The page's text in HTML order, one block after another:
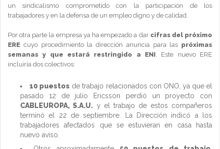
un sindicalismo comprometido con la participación de los
trabajadores y en la defensa de un empleo digno y de calidad.
Por otra parte la empresa ya ha empezado a dar cifras del próximo
ERE cuyo procedimiento la dirección anuncia para las próximas
semanas y que estará restringido a ENI. Este nuevo ERE
incluiría dos colectivos:
10 puestos de trabajo relacionados con ONO, ya que el
pasado 12 de julio Ericsson perdió un proyecto con
CABLEUROPA, S.A.U. y el trabajo de estos compañeros
terminó el 22 de septiembre. La Dirección indicó a los
trabajadores afectados que se estuvieran en casa hasta
nuevo aviso.